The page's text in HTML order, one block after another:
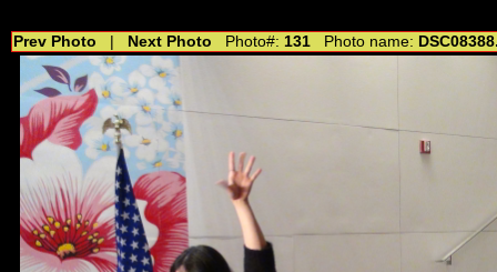
Prev Photo Next Photo Photo#: 131 Photo name: